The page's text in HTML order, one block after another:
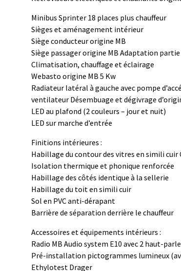
Minibus Sprinter 18 places plus chauffeur
Sièges et aménagement intérieur
Siège conducteur origine MB
Siège passager origine MB Adaptation
Climatisation, chauffage et éclairage
Webasto origine MB 5 Kw
Radiateur latéral à gauche avec pompe
ventilateur Désembuage et dégivrage
LED au plafond (2 couleurs – jour et nuit)
LED sur marche d’entrée
Finitions intérieures :
Habillage du contour des vitres en simili cuir
Isolation thermique et phonique renforcée
Habillage des côtés identique à la sellerie
Habillage du toit en simili cuir
Sol en PVC anti-dérapant
Barrière de séparation derrière le chauffeur
Accessoires et équipements intérieurs :
Radio MB Audio system E10 avec 2 haut-
Pré-installation pictogrammes lumineux
Ethylotest Drager